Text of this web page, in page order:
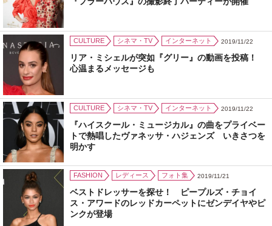
CULTURE シネマ・TV インターネット 2019/11/22
リア・ミシェルが突如『グリー』の動画を投稿！
心温まるメッセージも
CULTURE シネマ・TV インターネット 2019/11/22
『ハイスクール・ミュージカル』の曲をプライベー
トで熱唱したヴァネッサ・ハジェンズ いきさつを
明かす
FASHION レディース フォト集 2019/11/21
ベストドレッサーを探せ！ ピープルズ・チョイ
ス・アワードのレッドカーペットにゼンデイヤやピ
ンクが登場